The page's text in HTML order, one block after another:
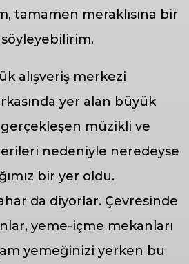
tamamen meraklısına bir
alışveriş merkezi
yer alan büyük
müzikli ve
nedeniyle neredeyse
bir yer oldu.
da diyorlar. Çevresinde
yeme-içme mekanları
yemeğinizi yerken bu